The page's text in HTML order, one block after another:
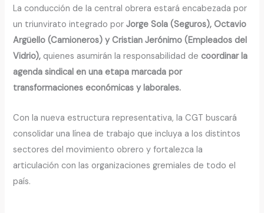
La conducción de la central obrera estará encabezada por
un triunvirato integrado porJorge Sola (Seguros), Octavio
Argüello (Camioneros) y Cristian Jerónimo (Empleados del
Vidrio), quienes asumirán la responsabilidad decoordinar la
agenda sindical en una etapa marcada por
transformaciones económicas y laborales.
Con la nueva estructura representativa, la CGT buscará
consolidar una línea de trabajo que incluya a los distintos
sectores del movimiento obrero y fortalezca la
articulación con las organizaciones gremiales de todo el
país.